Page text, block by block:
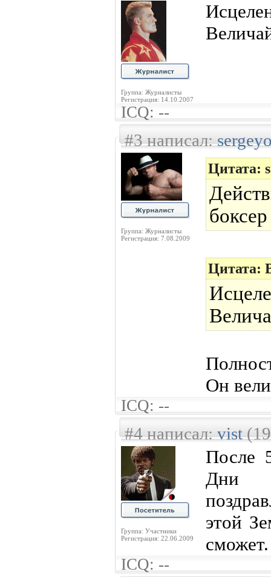
Группа: Журналисты
Регистрация: 14.10.2007
ICQ: --
#3 написал:
Группа: Журналисты
Регистрация: 7.08.2009
Цитата:
боксер
Цитата:
Он
ICQ: --
#4 написал:vist(19
Группа: Участники
Регистрация: 22.06.2009
После
Дни
этой
сможет.
ICQ: --